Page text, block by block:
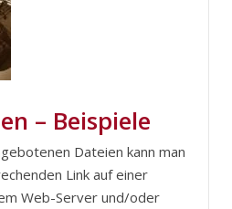
– Beispiele
Dateien kann man
Link auf einer
Web-Server und/oder